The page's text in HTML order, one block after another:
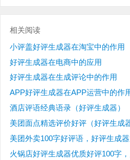
相关阅读
小评盖好评生成器在淘宝中的作用
好评生成器在电商中的应用
好评生成器在生成评论中的作用
APP好评生成器在APP运营中的作
酒店评语经典语录（好评生成器）
美团面点精选评价好评（好评生成器
美团外卖100字好评语，好评生成
火锅店好评生成器优质好评100字